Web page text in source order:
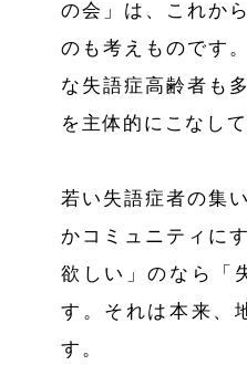
の会」は、これか
のも考えものです
な失語症高齢者も
を主体的にこなし
若い失語症者の集
かコミュニティに
欲しい」のなら「
す。それは本来、
す。